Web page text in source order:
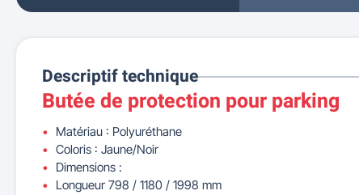
Descriptif technique
Butée de protection pour parking
Matériau : Polyuréthane
Coloris : Jaune/Noir
Dimensions :
Longueur 798 / 1180 / 1998 mm